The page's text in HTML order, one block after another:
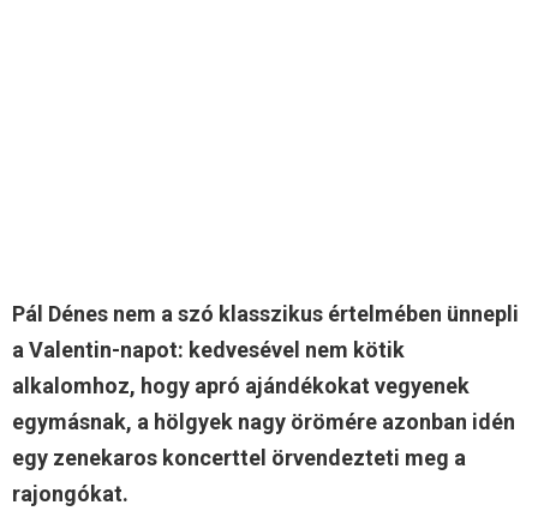
Pál Dénes nem a szó klasszikus értelmében ünnepli
a Valentin-napot: kedvesével nem kötik
alkalomhoz, hogy apró ajándékokat vegyenek
egymásnak, a hölgyek nagy örömére azonban idén
egy zenekaros koncerttel örvendezteti meg a
rajongókat.